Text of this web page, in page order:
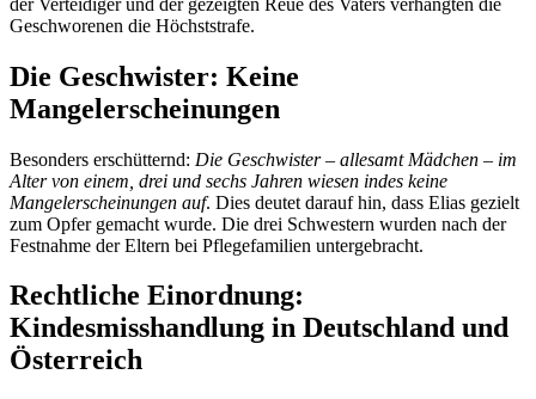
Geschworenen die Höchststrafe.
Die Geschwister: Keine
Mangelerscheinungen
Besonders erschütternd: Die Geschwister – allesamt Mädchen – im
Alter von einem, drei und sechs Jahren wiesen indes keine
Mangelerscheinungen auf. Dies deutet darauf hin, dass Elias gezielt
zum Opfer gemacht wurde. Die drei Schwestern wurden nach der
Festnahme der Eltern bei Pflegefamilien untergebracht.
Rechtliche Einordnung:
Kindesmisshandlung in Deutschland und
Österreich